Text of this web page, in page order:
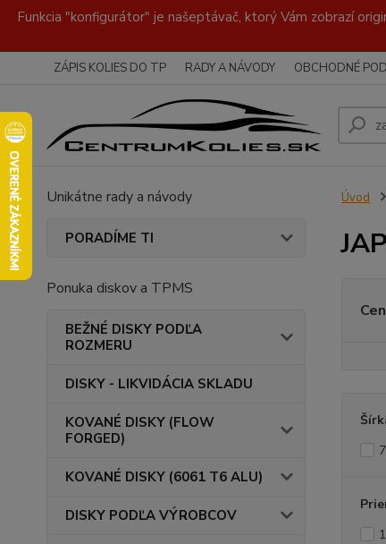
Funkcia "konfigurátor" je našeptávač, ktorý Vám zobrazí
ZÁPIS KOLIES DO TP RADY A NÁVODY OBCHODNÉ
Unikátne rady a návody
PORADÍME TI
Ponuka diskov a TPMS
BEŽNÉ DISKY PODĽA
ROZMERU
DISKY - LIKVIDÁCIA SKLADU
KOVANÉ DISKY (FLOW
FORGED)
KOVANÉ DISKY (6061 T6 ALU)
DISKY PODĽA VÝROBCOV
Úvod